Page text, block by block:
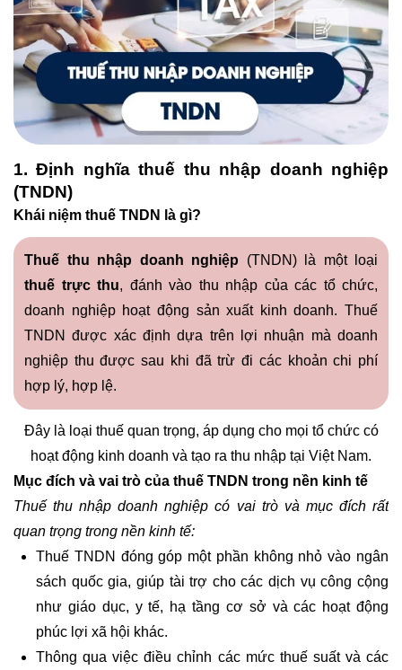
1. Định nghĩa thuế thu nhập doanh nghiệp
(TNDN)
Khái niệm thuế TNDN là gì?
Thuế thu nhập doanh nghiệp (TNDN) là một loại
thuế trực thu, đánh vào thu nhập của các tổ chức,
doanh nghiệp hoạt động sản xuất kinh doanh. Thuế
TNDN được xác định dựa trên lợi nhuận mà doanh
nghiệp thu được sau khi đã trừ đi các khoản chi phí
hợp lý, hợp lệ.
Đây là loại thuế quan trọng, áp dụng cho mọi tổ chức có
hoạt động kinh doanh và tạo ra thu nhập tại Việt Nam.
Mục đích và vai trò của thuế TNDN trong nền kinh tế
Thuế thu nhập doanh nghiệp có vai trò và mục đích rất
quan trọng trong nền kinh tế:
Thuế TNDN đóng góp một phần không nhỏ vào ngân
sách quốc gia, giúp tài trợ cho các dịch vụ công cộng
như giáo dục, y tế, hạ tầng cơ sở và các hoạt động
phúc lợi xã hội khác.
Thông qua việc điều chỉnh các mức thuế suất và các